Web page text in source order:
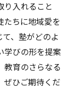
り入れること
ちに地域愛を
、塾がどのよ
学びの形を提案
教育のさらなる
ぜひご期待くだ